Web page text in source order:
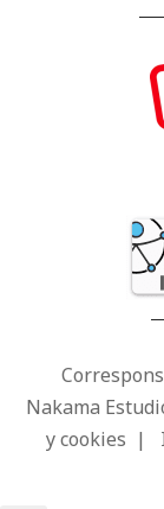
Nakama
y cookies |